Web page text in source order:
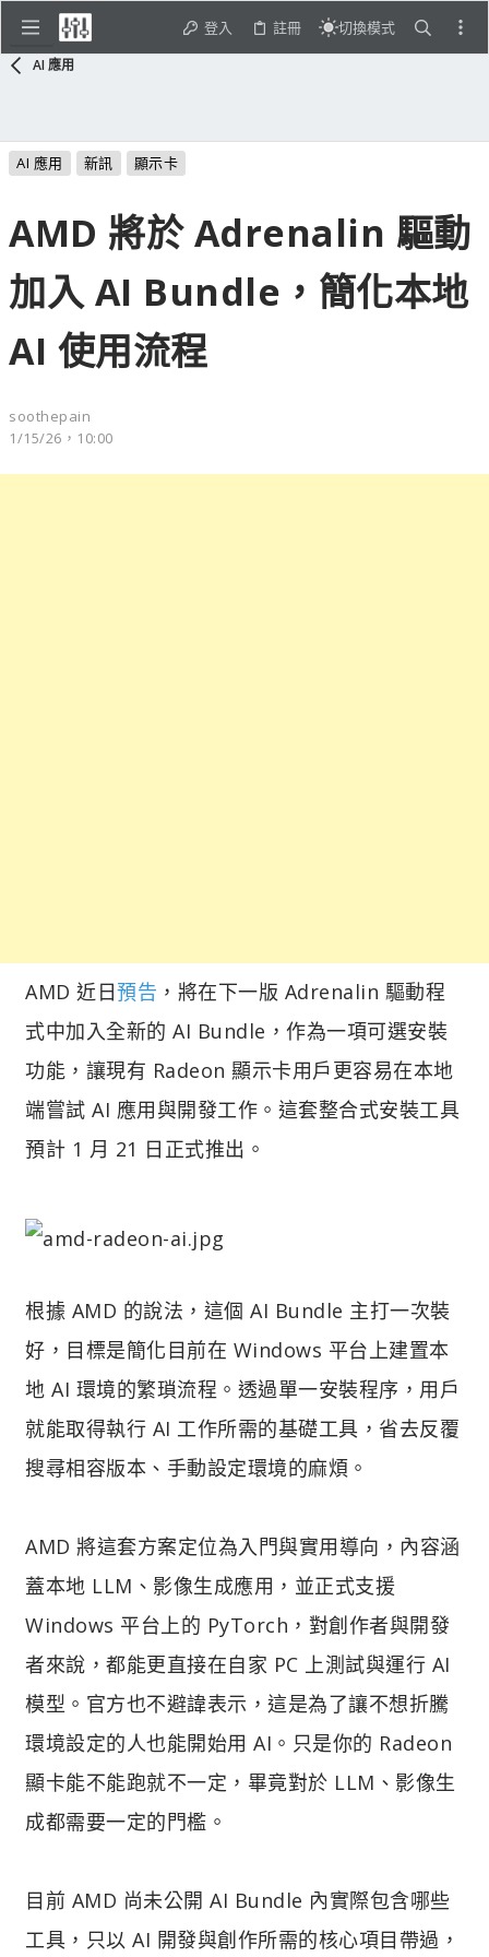
登入 註冊 切換模式
AI 應用
AI 應用 新訊 顯示卡
AMD 將於 Adrenalin 驅動
加入 AI Bundle，簡化本地
AI 使用流程
soothepain
1/15/26，10:00
AMD 近日預告 ，將在下一版 Adrenalin 驅動程
式中加入全新的 AI Bundle，作為一項可選安裝
功能，讓現有 Radeon 顯示卡用戶更容易在本地
端嘗試 AI 應用與開發工作。這套整合式安裝工具
預計 1 月 21 日正式推出。
根據 AMD 的說法，這個 AI Bundle 主打一次裝
好，目標是簡化目前在 Windows 平台上建置本
地 AI 環境的繁瑣流程。透過單一安裝程序，用戶
就能取得執行 AI 工作所需的基礎工具，省去反覆
搜尋相容版本、手動設定環境的麻煩。
AMD 將這套方案定位為入門與實用導向，內容涵
蓋本地 LLM、影像生成應用，並正式支援
Windows 平台上的 PyTorch，對創作者與開發
者來說，都能更直接在自家 PC 上測試與運行 AI
模型。官方也不避諱表示，這是為了讓不想折騰
環境設定的人也能開始用 AI。只是你的 Radeon
顯卡能不能跑就不一定，畢竟對於 LLM、影像生
成都需要一定的門檻。
目前 AMD 尚未公開 AI Bundle 內實際包含哪些
工具，只以 AI 開發與創作所需的核心項目帶過，